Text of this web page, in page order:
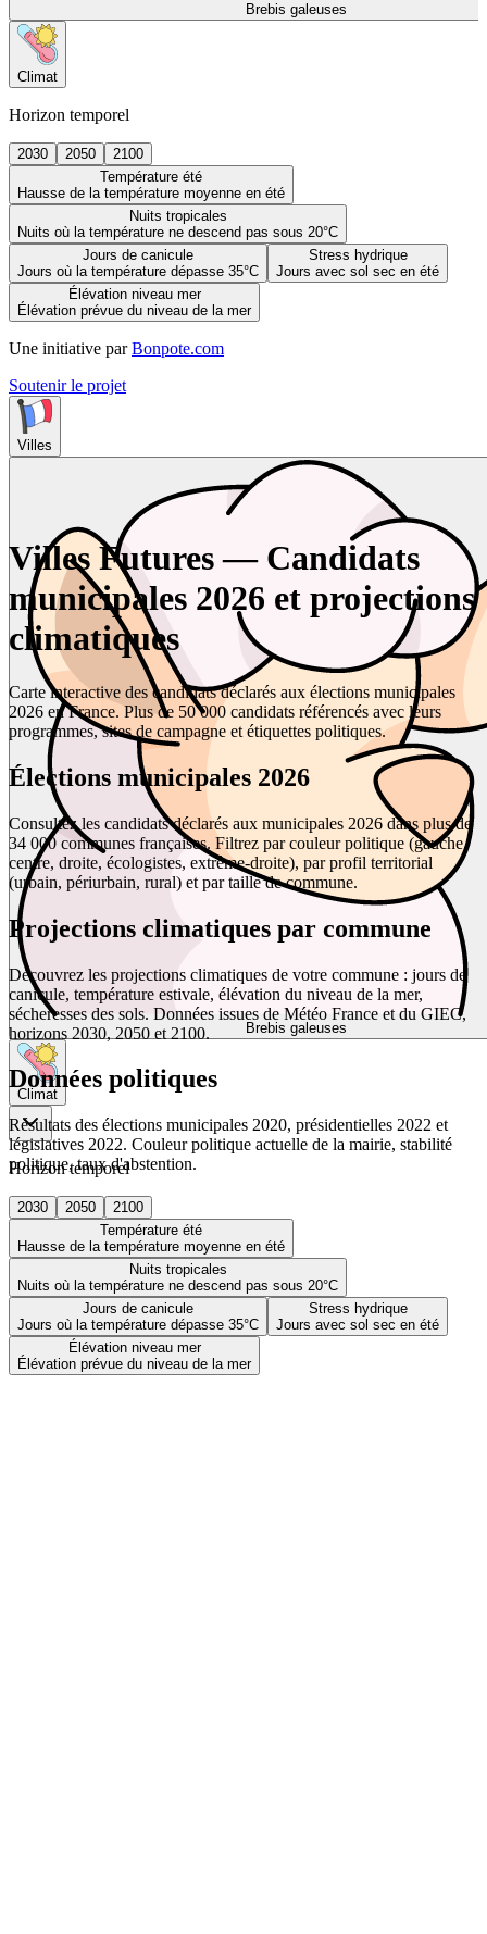
Brebis galeuses
Climat
Horizon temporel
2030 2050
2100
Température été
Hausse de la température moyenne en été
Nuits tropicales
Nuits où la température ne descend pas sous 20°C
Jours de canicule
Jours où la température dépasse 35°C
Stress hydrique
Jours avec sol sec en été
Élévation niveau mer
Élévation prévue du niveau de la mer
Une initiative par Bonpote.com
Soutenir le projet
Villes
Brebis galeuses
Climat
Horizon temporel
2030 2050
2100
Température été
Hausse de la température moyenne en été
Nuits tropicales
Nuits où la température ne descend pas sous 20°C
Jours de canicule
Jours où la température dépasse 35°C
Stress hydrique
Jours avec sol sec en été
Élévation niveau mer
Élévation prévue du niveau de la mer
Villes Futures — Candidats
municipales 2026 et projections
climatiques
Carte interactive des candidats déclarés aux élections municipales
2026 en France. Plus de 50 000 candidats référencés avec leurs
programmes, sites de campagne et étiquettes politiques.
Élections municipales 2026
Consultez les candidats déclarés aux municipales 2026 dans plus de
34 000 communes françaises. Filtrez par couleur politique (gauche,
centre, droite, écologistes, extrême-droite), par profil territorial
(urbain, périurbain, rural) et par taille de commune.
Projections climatiques par commune
Découvrez les projections climatiques de votre commune : jours de
canicule, température estivale, élévation du niveau de la mer,
sécheresses des sols. Données issues de Météo France et du GIEC,
horizons 2030, 2050 et 2100.
Données politiques
Résultats des élections municipales 2020, présidentielles 2022 et
législatives 2022. Couleur politique actuelle de la mairie, stabilité
politique, taux d'abstention.